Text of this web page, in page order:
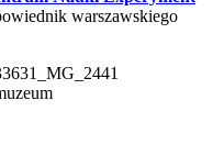
warszawskiego